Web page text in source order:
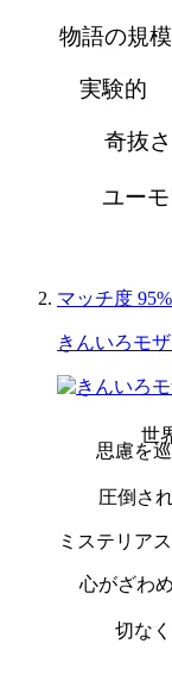
ユー
奇抜さ
実験的
物語の規模
マッチ度 95%
きんいろモ
切な
心がざわめ
ミステリアス
圧倒さ
思慮を
世